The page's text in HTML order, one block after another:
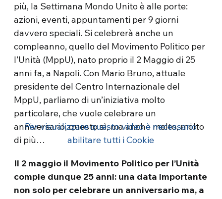
più, la Settimana Mondo Unito è alle porte:
azioni, eventi, appuntamenti per 9 giorni
davvero speciali. Si celebrerà anche un
compleanno, quello del Movimento Politico per
l’Unità (MppU), nato proprio il 2 Maggio di 25
anni fa, a Napoli. Con Mario Bruno, attuale
presidente del Centro Internazionale del
MppU, parliamo di un’iniziativa molto
particolare, che vuole celebrare un
anniversario, questo sì, ma anche molto, molto
di più…
Per visualizzare questo video è necessario
abilitare tutti i Cookie
Il 2 maggio il Movimento Politico per l’Unità
compie dunque 25 anni: una data importante
non solo per celebrare un anniversario ma, a